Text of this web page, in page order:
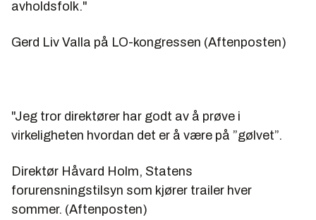
avholdsfolk."
Gerd Liv Valla på LO-kongressen (Aftenposten)
"Jeg tror direktører har godt av å prøve i
virkeligheten hvordan det er å være på ”gølvet”.
Direktør Håvard Holm, Statens
forurensningstilsyn som kjører trailer hver
sommer. (Aftenposten)